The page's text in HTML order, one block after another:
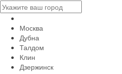
Москва
Дубна
Талдом
Клин
Дзержинск